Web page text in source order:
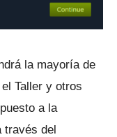
la mayoría de
Taller y otros
a la
través del